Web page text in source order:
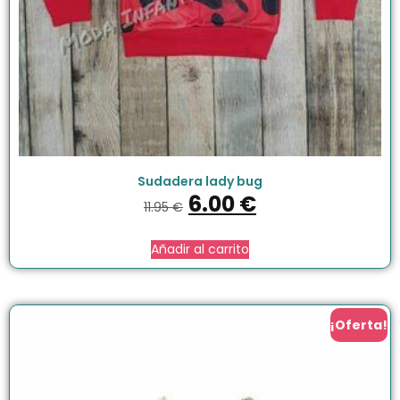
Sudadera lady bug
11.95€ 6.00€
Añadir al carrito
¡Oferta!